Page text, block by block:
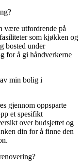
være utfordrende på
som kjøkken og
bosted under
for å gi håndverkerne
min bolig i
gjennom oppsparte
et spesifikt
over budsjettet og
din for å finne den